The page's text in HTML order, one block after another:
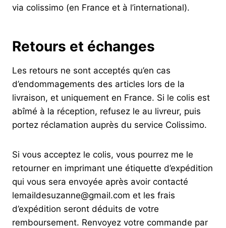
via colissimo (en France et à l’international).
Retours et échanges
Les retours ne sont acceptés qu’en cas
d’endommagements des articles lors de la
livraison, et uniquement en France. Si le colis est
abîmé à la réception, refusez le au livreur, puis
portez réclamation auprès du service Colissimo.
Si vous acceptez le colis, vous pourrez me le
retourner en imprimant une étiquette d’expédition
qui vous sera envoyée après avoir contacté
lemaildesuzanne@gmail.com et les frais
d’expédition seront déduits de votre
remboursement. Renvoyez votre commande par